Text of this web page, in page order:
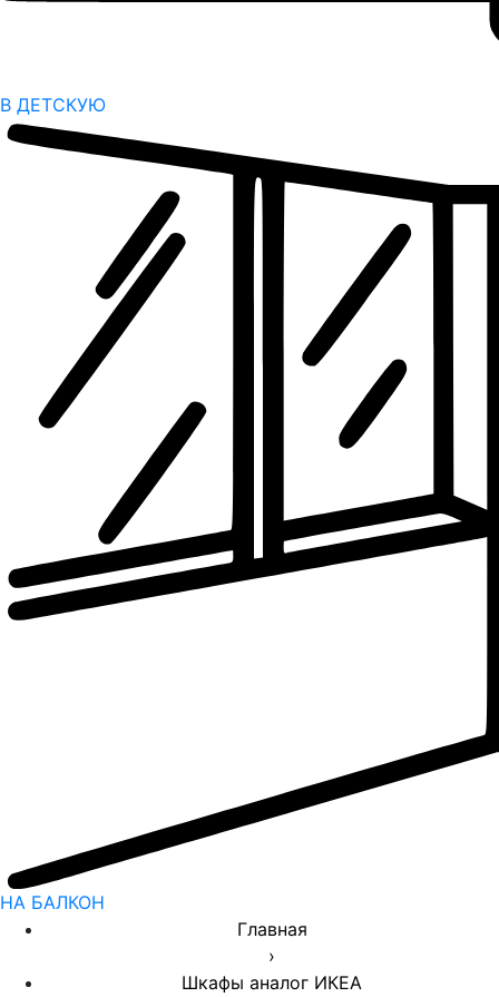
В ДЕТСКУЮ
НА БАЛКОН
Главная
›
Шкафы аналог ИКЕА